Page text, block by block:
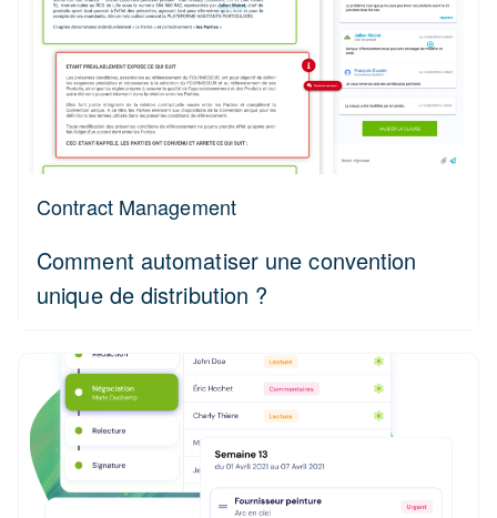
Contract Management
Comment automatiser une convention
unique de distribution ?